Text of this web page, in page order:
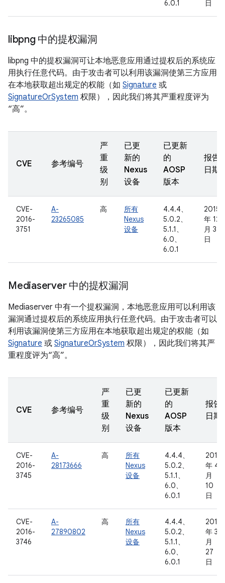
6.0.1 日
libpng 中的提权漏洞
libpng 中的提权漏洞可让本地恶意应用通过提权后的系统应
用执行任意代码。由于攻击者可以利用该漏洞使第三方应用
在本地获取超出规定的权能（如 Signature 或
SignatureOrSystem 权限），因此我们将其严重程度评为
“高”。
CVE 参考编号
严
重
级
别
已更
新的
Nexus
设备
已更新
的
AOSP
版本
报告
日期
CVE-
2016-
3751
A-
23265085
高
所有
Nexus
设备
4.4.4、
5.0.2、
5.1.1、
6.0、
6.0.1
2015
年 12
月 3
日
Mediaserver 中的提权漏洞
Mediaserver 中有一个提权漏洞，本地恶意应用可以利用该
漏洞通过提权后的系统应用执行任意代码。由于攻击者可以
利用该漏洞使第三方应用在本地获取超出规定的权能（如
Signature 或 SignatureOrSystem 权限），因此我们将其严
重程度评为“高”。
CVE 参考编号
严
重
级
别
已更
新的
Nexus
设备
已更新
的
AOSP
版本
报告
日期
CVE-
2016-
3745
A-
28173666
高
所有
Nexus
设备
4.4.4、
5.0.2、
5.1.1、
6.0、
6.0.1
2016
年 4
月
10
日
CVE-
2016-
3746
A-
27890802
高
所有
Nexus
设备
4.4.4、
5.0.2、
5.1.1、
6.0、
6.0.1
2016
年 3
月
27
日